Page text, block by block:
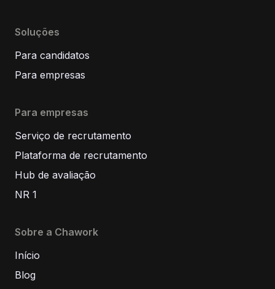
Soluções
Para candidatos
Para empresas
Para empresas
Serviço de recrutamento
Plataforma de recrutamento
Hub de avaliação
NR 1
Sobre a Chawork
Início
Blog